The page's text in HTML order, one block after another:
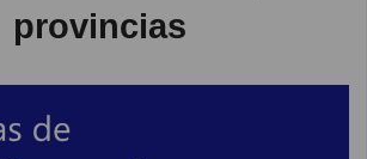
provincias